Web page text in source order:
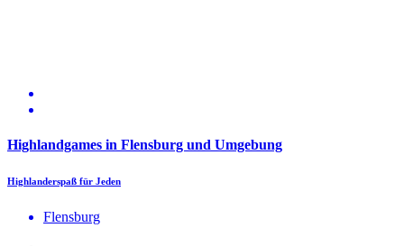
Highlandgames in Flensburg und Umgebung
Highlanderspaß für Jeden
Flensburg